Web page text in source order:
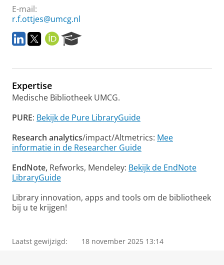
E-mail:
r.f.ottjes@umcg.nl
L
i
k
d
I
T
w
t
e
r
O
R
I
e
c
P
r
t
l
Expertise
Medische Bibliotheek UMCG.
PURE: Bekijk de Pure LibraryGuide
Research analytics/impact/Altmetrics: Mee
informatie in de Researcher Guide
EndNote, Refworks, Mendeley: Bekijk de EndNote
LibraryGuide
Library innovation, apps and tools om de bibliotheek
bij u te krijgen!
Laatst gewijzigd: 18 november 2025 13:14